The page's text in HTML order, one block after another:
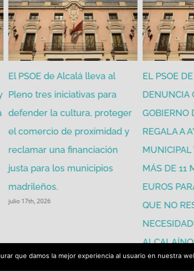
El PSOE de Alcalá lleva al
Pleno tres iniciativas para
defender la cultura, proteger
el comercio de proximidad y
reclamar una financiación
justa para los municipios
madrileños.
julio 17th, 2026
EL PSOE
DENUNCIA
GOBIERNO
REGALA A
MUNICIPAL
MÁS DE 11
EUROS
QUE NO
julio 16th, 2026
que damos la mejor experiencia al usuario en nuestra